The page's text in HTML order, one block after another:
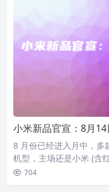
小米新品官宣：8月
8 月份已经进入月中，多
机型，主场还是小米 (含
704